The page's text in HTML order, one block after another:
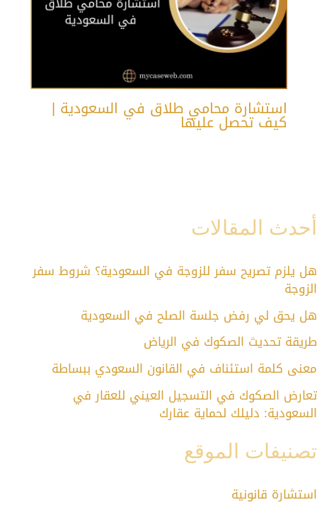
استشارة محامي طلاق في السعودية |
كيف تحصل عليها
المقالات
يلزم تصريح سفر للزوجة في السعودية؟ شروط سفر
يحق لي رفض جلسة الصلح في السعودية
تحديث الصكوك في الرياض
كلمة استئناف في القانون السعودي ببساطة
الصكوك في التسجيل العيني للعقار في
دليلك لحماية عقارك
الموقع
قانونية